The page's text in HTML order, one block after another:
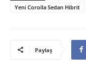
Yeni Corolla Sedan Hibrit
Paylaş